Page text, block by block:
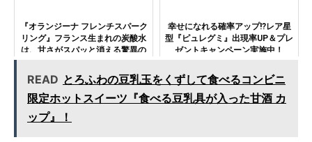
『オランジーナ フレンチスパーク
リング』フランス生まれの炭酸水
は、甘さがスパッと消える驚異の
幸せになれる確率アップ!?レア星
型『ピュレグミ』出現率UP＆プレ
ゼントキャンペーン実施中！
READ とろふわの豆乳玉をくずして食べるコンビニ
限定ホットスイーツ『食べる豆乳具が入った甘酒 カ
ップ』！